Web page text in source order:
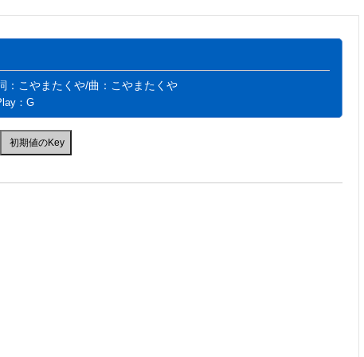
：こやまたくや/曲：こやまたくや
：G